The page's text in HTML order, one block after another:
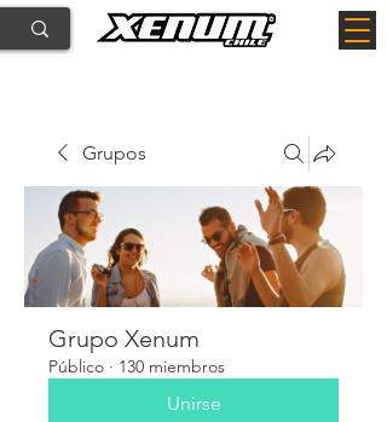
Grupos
Grupo Xenum
Público · 130 miembros
Unirse